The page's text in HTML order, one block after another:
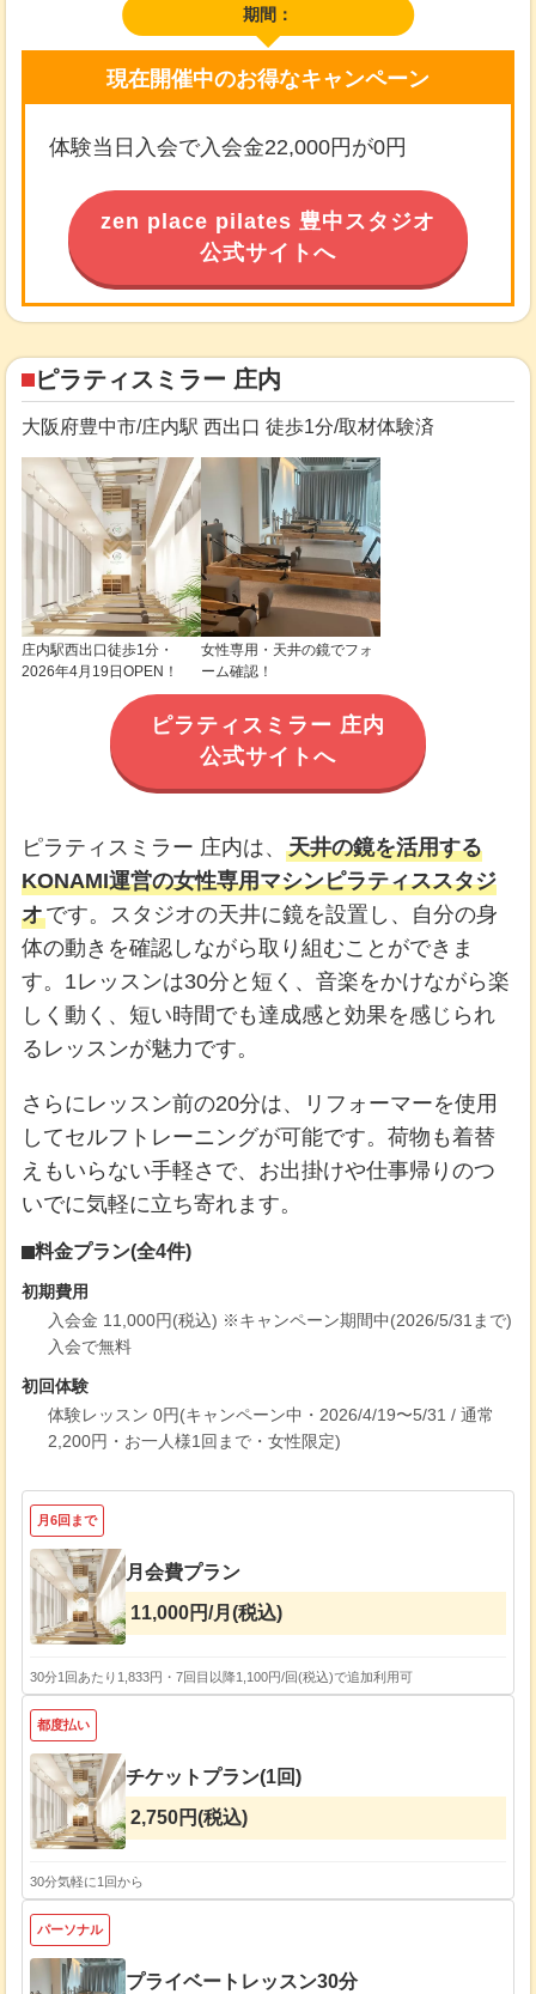
期間：
現在開催中のお得なキャンペーン
体験当日入会で入会金22,000円が0円
zen place pilates 豊中スタジオ
公式サイトへ
ピラティスミラー 庄内
大阪府豊中市/庄内駅 西出口 徒歩1分/取材体験済
庄内駅西出口徒歩1分・
2026年4月19日OPEN！
女性専用・天井の鏡でフォ
ーム確認！
ピラティスミラー 庄内
公式サイトへ
ピラティスミラー 庄内は、 天井の鏡を活用する
KONAMI運営の女性専用マシンピラティススタジ
オです。スタジオの天井に鏡を設置し、自分の身
体の動きを確認しながら取り組むことができま
す。1レッスンは30分と短く、音楽をかけながら楽
しく動く、短い時間でも達成感と効果を感じられ
るレッスンが魅力です。
さらにレッスン前の20分は、リフォーマーを使用
してセルフトレーニングが可能です。荷物も着替
えもいらない手軽さで、お出掛けや仕事帰りのつ
いでに気軽に立ち寄れます。
料金プラン(全4件)
初期費用
入会金 11,000円(税込) ※キャンペーン期間中(2026/5/31まで)
入会で無料
初回体験
体験レッスン 0円(キャンペーン中・2026/4/19〜5/31 / 通常
2,200円・お一人様1回まで・女性限定)
月6回まで
月会費プラン
11,000円/月(税込)
30分1回あたり1,833円・7回目以降1,100円/回(税込)で追加利用可
都度払い
チケットプラン(1回)
2,750円(税込)
30分気軽に1回から
パーソナル
プライベートレッスン30分